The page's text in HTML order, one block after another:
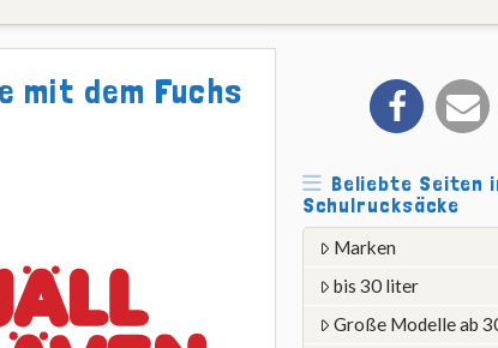
mit dem Fuchs
Beliebte Seiten
Schulrucksäcke
Marken
bis 30 liter
Große Modelle ab